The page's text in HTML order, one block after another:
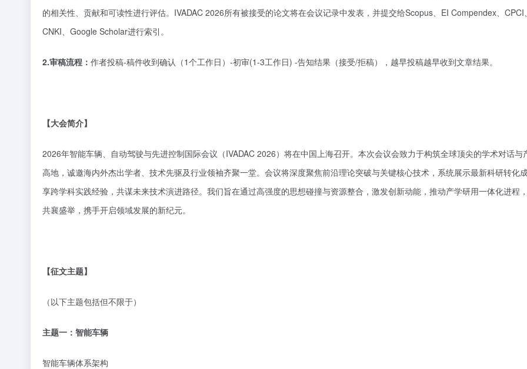
的相关性、贡献和可读性进行评估。IVADAC 2026所有被接受的论文将在会议记录中发表，并提交给Scopus、EI Compendex、CPCI、
CNKI、Google Scholar进行索引。
2.审稿流程： 作者投稿-稿件收到确认（1个工作日）-初审(1-3工作日) -告知结果（接受/拒稿），越早投稿越早收到文章结果。
【大会简介】
2026年智能车辆、自动驾驶与先进控制国际会议（IVADAC 2026）将在中国上海召开。本次会议会致力于构筑全球顶尖的学术对话与
高地，诚邀海内外杰出学者、技术先驱及行业领袖齐聚一堂。会议将深度聚焦前沿理论突破与关键核心技术，系统展示最新科研转化
享跨学科实践经验，共谋未来技术演进路径。我们旨在通过高强度的思想碰撞与资源整合，激发创新动能，推动产学研用一体化进程
共襄盛举，携手开启领域发展的新纪元。
【征文主题】
（以下主题包括但不限于）
主题一： 智能车辆
智能车辆体系架构